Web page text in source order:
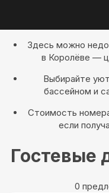
Здесь можно
в Королёве —
Выбирайте
бассейном и
Стоимость
если
Гостевые
0